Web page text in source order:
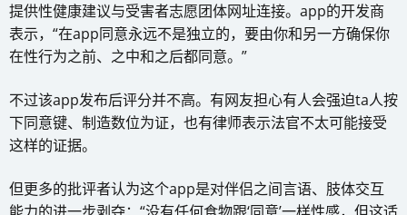
提供性健康建议与受害者志愿团体网址连接。app的开发商
表示，“在app同意永远不是独立的，要由你和另一方确保你
在性行为之前、之中和之后都同意。”
不过该app发布后评分并不高。有网友担心有人会强迫ta人按
下同意键、制造数位为证，也有律师表示法官不太可能接受
这样的证据。
但更多的批评者认为这个app是对伴侣之间言语、肢体交互